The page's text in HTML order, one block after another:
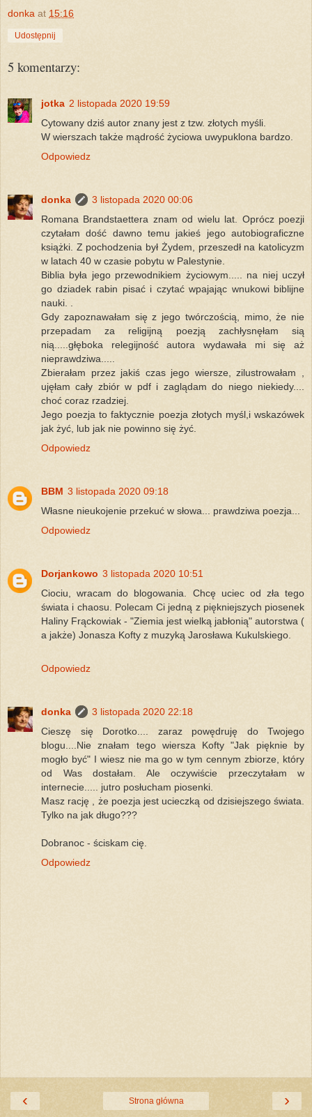
donka at 15:16
Udostępnij
5 komentarzy:
jotka 2 listopada 2020 19:59
Cytowany dziś autor znany jest z tzw. złotych myśli.
W wierszach także mądrość życiowa uwypuklona bardzo.
Odpowiedz
donka
3 listopada 2020 00:06
Romana Brandstaettera znam od wielu lat. Oprócz poezji
czytałam dość dawno temu jakieś jego autobiograficzne
książki. Z pochodzenia był Żydem, przeszedł na katolicyzm
w latach 40 w czasie pobytu w Palestynie.
Biblia była jego przewodnikiem życiowym..... na niej uczył
go dziadek rabin pisać i czytać wpajając wnukowi biblijne
nauki. .
Gdy zapoznawałam się z jego twórczością, mimo, że nie
przepadam za religijną poezją zachłysnęłam sią
nią.....głęboka relegijność autora wydawała mi się aż
nieprawdziwa.....
Zbierałam przez jakiś czas jego wiersze, zilustrowałam ,
ujęłam cały zbiór w pdf i zaglądam do niego niekiedy....
choć coraz rzadziej.
Jego poezja to faktycznie poezja złotych myśl,i wskazówek
jak żyć, lub jak nie powinno się żyć.
Odpowiedz
BBM 3 listopada 2020 09:18
Własne nieukojenie przekuć w słowa... prawdziwa poezja...
Odpowiedz
Dorjankowo 3 listopada 2020 10:51
Ciociu, wracam do blogowania. Chcę uciec od zła tego
świata i chaosu. Polecam Ci jedną z piękniejszych piosenek
Haliny Frąckowiak - "Ziemia jest wielką jabłonią" autorstwa (
a jakże) Jonasza Kofty z muzyką Jarosława Kukulskiego.
Odpowiedz
donka
3 listopada 2020 22:18
Cieszę się Dorotko.... zaraz powędruję do Twojego
blogu....Nie znałam tego wiersza Kofty "Jak pięknie by
mogło być" I wiesz nie ma go w tym cennym zbiorze, który
od Was dostałam. Ale oczywiście przeczytałam w
internecie..... jutro posłucham piosenki.
Masz rację , że poezja jest ucieczką od dzisiejszego świata.
Tylko na jak długo???
Dobranoc - ściskam cię.
Odpowiedz
‹ ›
Strona główna